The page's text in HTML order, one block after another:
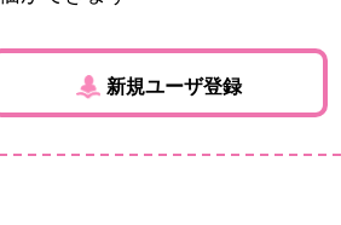
新規ユーザ登録